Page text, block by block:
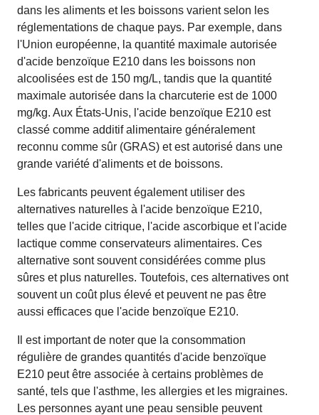
dans les aliments et les boissons varient selon les
réglementations de chaque pays. Par exemple, dans
l'Union européenne, la quantité maximale autorisée
d'acide benzoïque E210 dans les boissons non
alcoolisées est de 150 mg/L, tandis que la quantité
maximale autorisée dans la charcuterie est de 1000
mg/kg. Aux États-Unis, l'acide benzoïque E210 est
classé comme additif alimentaire généralement
reconnu comme sûr (GRAS) et est autorisé dans une
grande variété d'aliments et de boissons.
Les fabricants peuvent également utiliser des
alternatives naturelles à l'acide benzoïque E210,
telles que l'acide citrique, l'acide ascorbique et l'acide
lactique comme conservateurs alimentaires. Ces
alternative sont souvent considérées comme plus
sûres et plus naturelles. Toutefois, ces alternatives ont
souvent un coût plus élevé et peuvent ne pas être
aussi efficaces que l'acide benzoïque E210.
Il est important de noter que la consommation
régulière de grandes quantités d'acide benzoïque
E210 peut être associée à certains problèmes de
santé, tels que l'asthme, les allergies et les migraines.
Les personnes ayant une peau sensible peuvent